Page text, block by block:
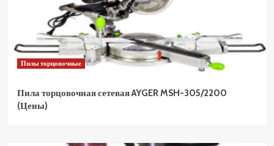
Пилы торцовочные
Пила торцовочная сетевая AYGER MSH-305/2200
(Цены)